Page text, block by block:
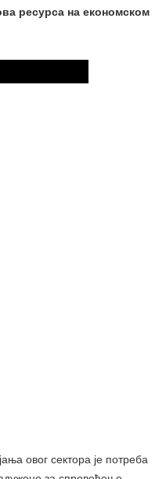
ресурса на економском
овог сектора је потреба